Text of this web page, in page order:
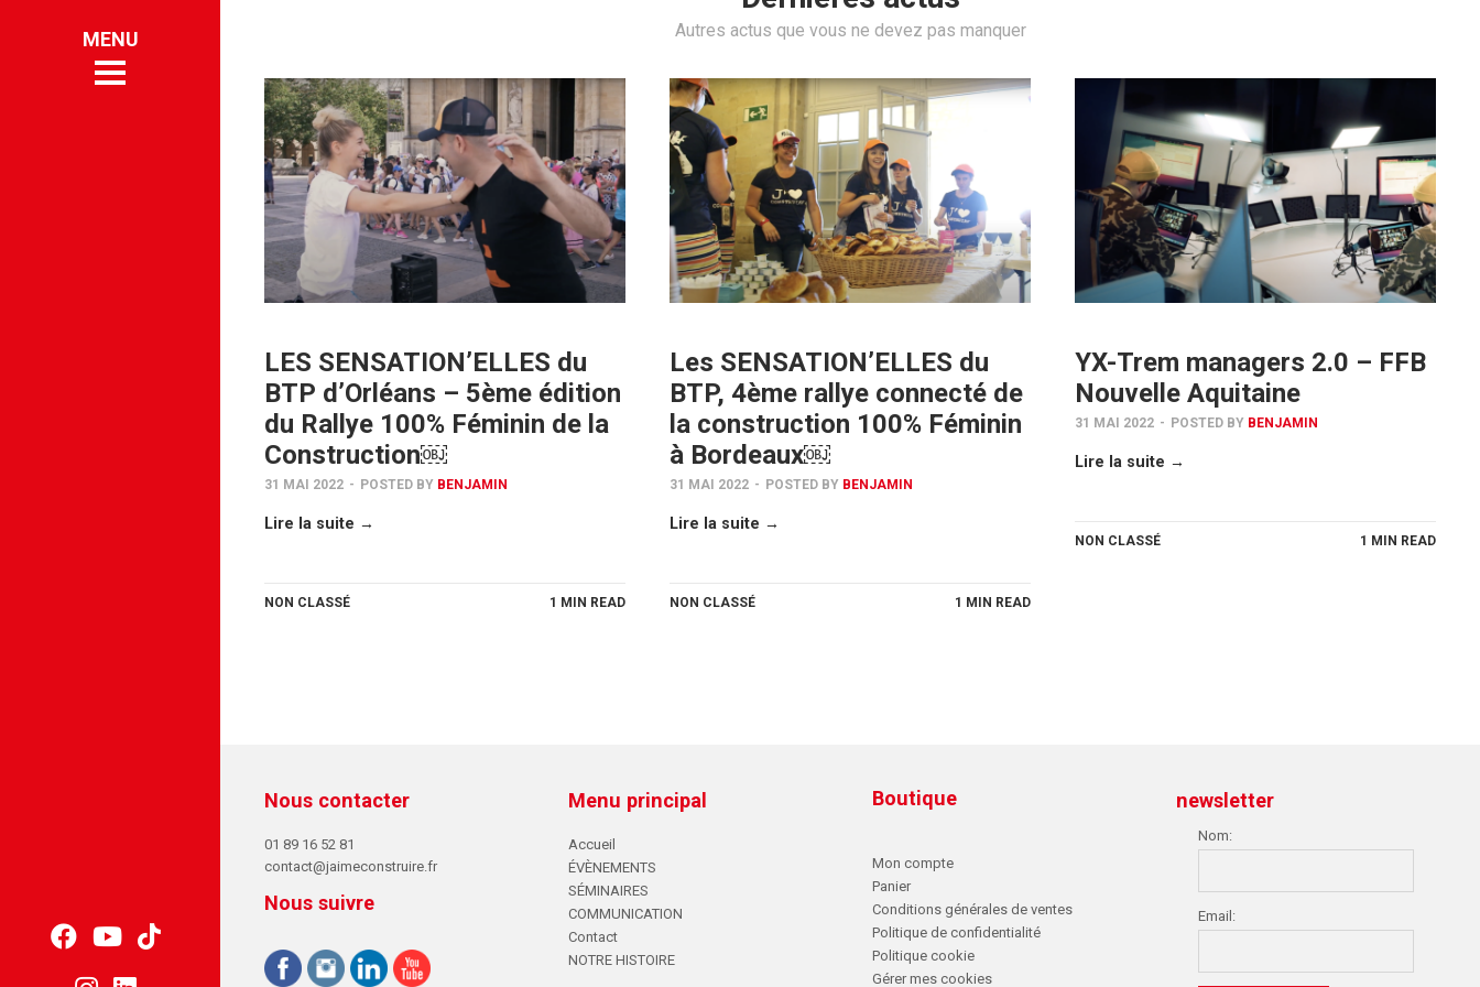
Autres actus que vous ne devez pas manquer
LES SENSATION’ELLES du
BTP d’Orléans – 5ème édition
du Rallye 100% Féminin de la
Construction￼
31 MAI 2022 - POSTED BY BENJAMIN
Lire la suite →
NON CLASSÉ 1 MIN READ
Les SENSATION’ELLES du
BTP, 4ème rallye connecté de
la construction 100% Féminin
à Bordeaux￼
31 MAI 2022 - POSTED BY BENJAMIN
Lire la suite →
NON CLASSÉ 1 MIN READ
YX-Trem managers 2.0 – FFB
Nouvelle Aquitaine
31 MAI 2022 - POSTED BY BENJAMIN
Lire la suite →
NON CLASSÉ 1 MIN READ
Nous contacter
01 89 16 52 81
contact@jaimeconstruire.fr
Nous suivre
Menu principal
Accueil
ÉVÈNEMENTS
SÉMINAIRES
COMMUNICATION
Contact
NOTRE HISTOIRE
Boutique
Mon compte
Panier
Conditions générales de ventes
Politique de confidentialité
Politique cookie
Gérer mes cookies
newsletter
Nom:
Email: